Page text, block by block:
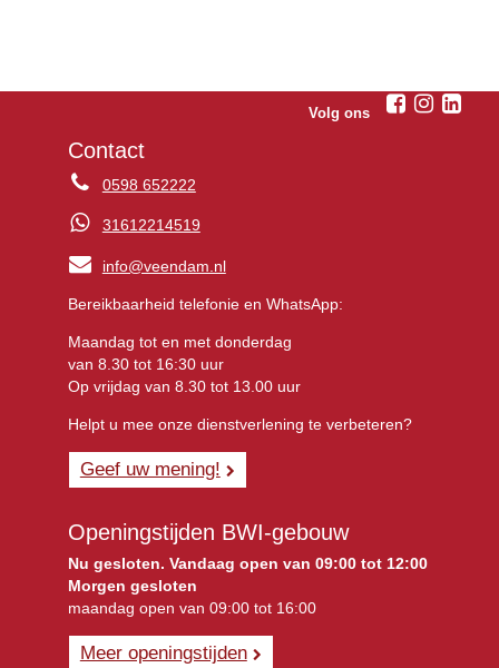
Volg ons
Contact
0598 652222
31612214519
info@veendam.nl
Bereikbaarheid telefonie en WhatsApp:
Maandag tot en met donderdag
van 8.30 tot 16:30 uur
Op vrijdag van 8.30 tot 13.00 uur
Helpt u mee onze dienstverlening te verbeteren?
Geef uw mening!
Openingstijden BWI-gebouw
Nu gesloten. Vandaag open van 09:00 tot 12:00
Morgen gesloten
maandag open van 09:00 tot 16:00
Meer openingstijden